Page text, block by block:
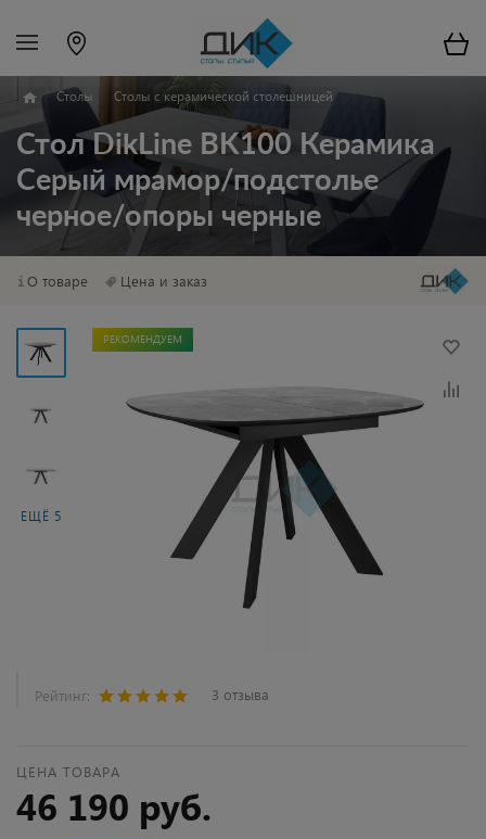
Столы Столы с керамической столешницей
Стол DikLine BK100 Керамика
Серый мрамор/подстолье
черное/опоры черные
О товаре Цена и заказ
ЕЩЁ 5
РЕКОМЕНДУЕМ
Рейтинг: 3 отзыва
ЦЕНА ТОВАРА
46 190 руб.